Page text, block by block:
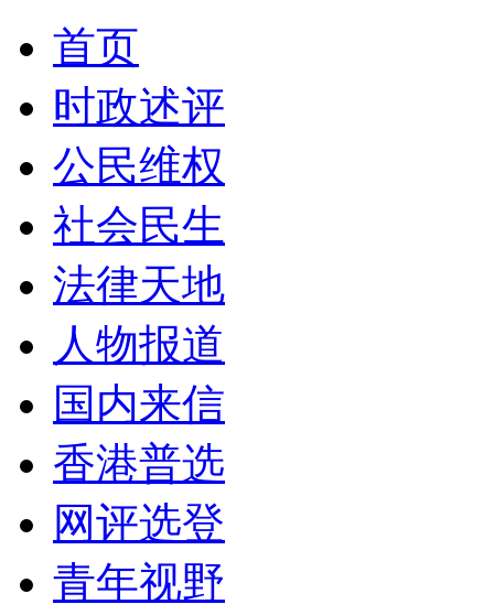
首页
时政述评
公民维权
社会民生
法律天地
人物报道
国内来信
香港普选
网评选登
青年视野